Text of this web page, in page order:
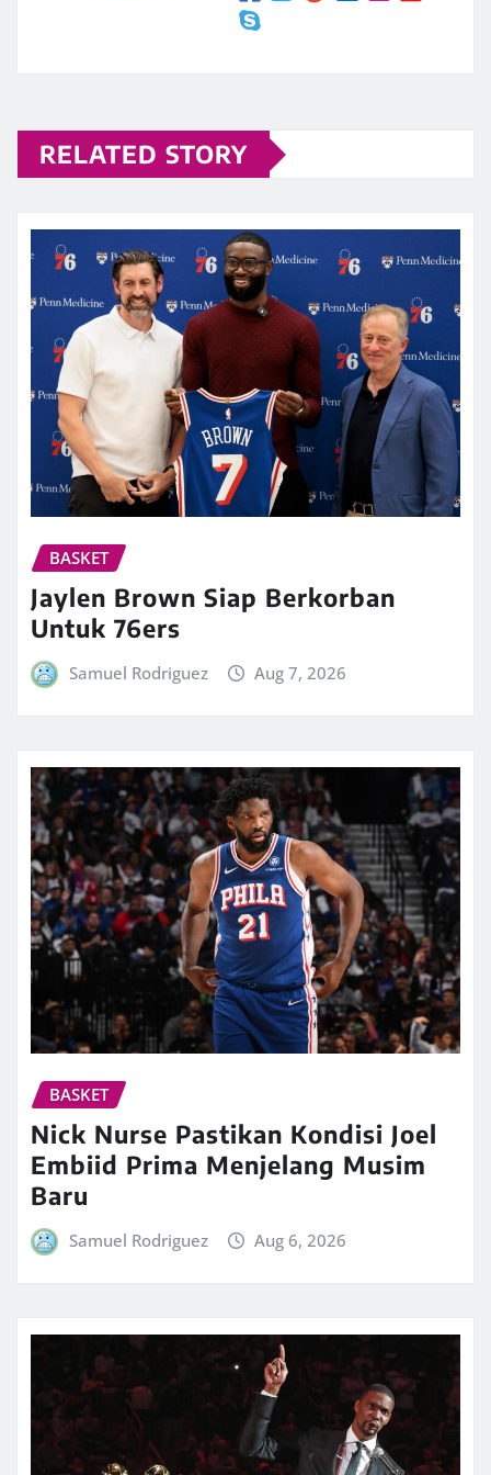
RELATED STORY
BASKET
Jaylen Brown Siap Berkorban
Untuk 76ers
Samuel Rodriguez Aug 7, 2026
BASKET
Nick Nurse Pastikan Kondisi Joel
Embiid Prima Menjelang Musim
Baru
Samuel Rodriguez Aug 6, 2026